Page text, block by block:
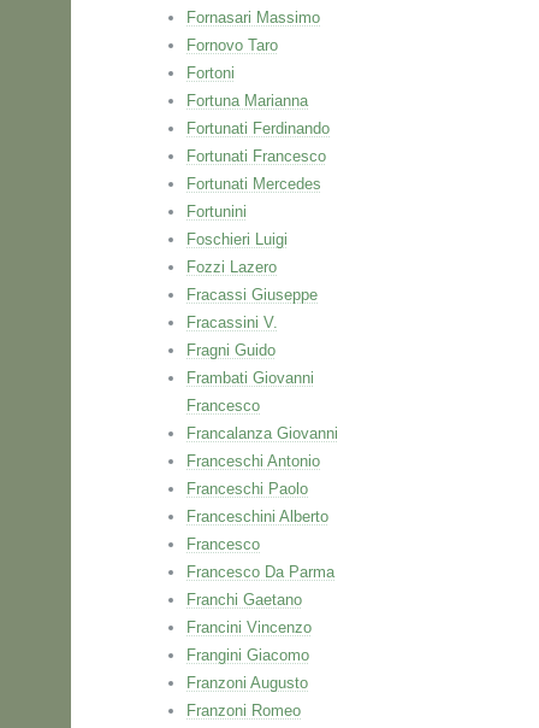
Fornasari Massimo
Fornovo Taro
Fortoni
Fortuna Marianna
Fortunati Ferdinando
Fortunati Francesco
Fortunati Mercedes
Fortunini
Foschieri Luigi
Fozzi Lazero
Fracassi Giuseppe
Fracassini V.
Fragni Guido
Frambati Giovanni
Francesco
Francalanza Giovanni
Franceschi Antonio
Franceschi Paolo
Franceschini Alberto
Francesco
Francesco Da Parma
Franchi Gaetano
Francini Vincenzo
Frangini Giacomo
Franzoni Augusto
Franzoni Romeo